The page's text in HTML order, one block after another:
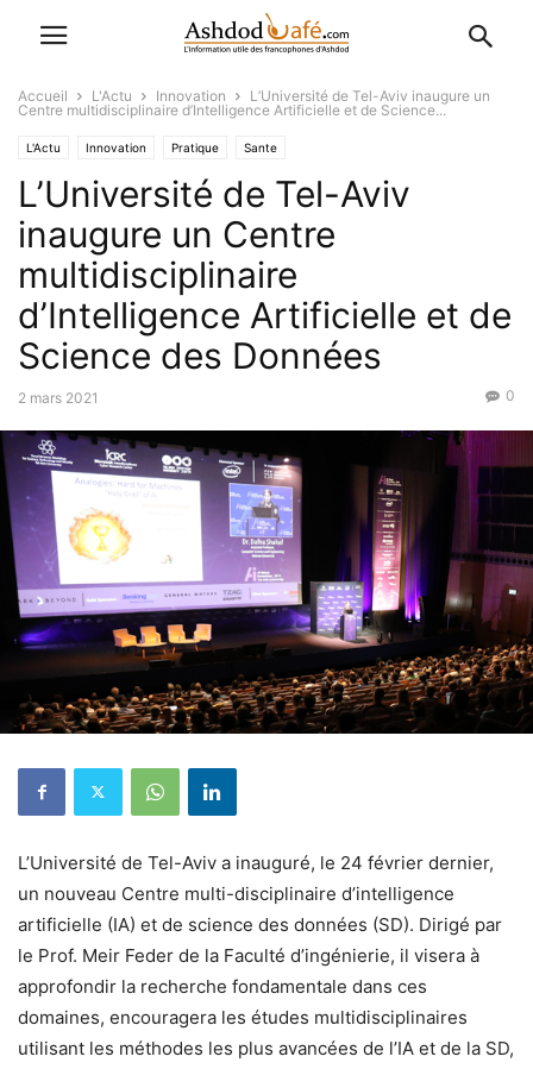
Accueil L'Actu Innovation
L’Université de Tel-Aviv inaugure un
Centre multidisciplinaire d’Intelligence Artificielle et de Science...
L'Actu Innovation Pratique Sante
L’Université de Tel-Aviv
inaugure un Centre
multidisciplinaire
d’Intelligence Artificielle et de
Science des Données
2 mars 2021 0
L’Université de Tel-Aviv a inauguré, le 24 février dernier,
un nouveau Centre multi-disciplinaire d’intelligence
artificielle (IA) et de science des données (SD). Dirigé par
le Prof. Meir Feder de la Faculté d’ingénierie, il visera à
approfondir la recherche fondamentale dans ces
domaines, encouragera les études multidisciplinaires
utilisant les méthodes les plus avancées de l’IA et de la SD,